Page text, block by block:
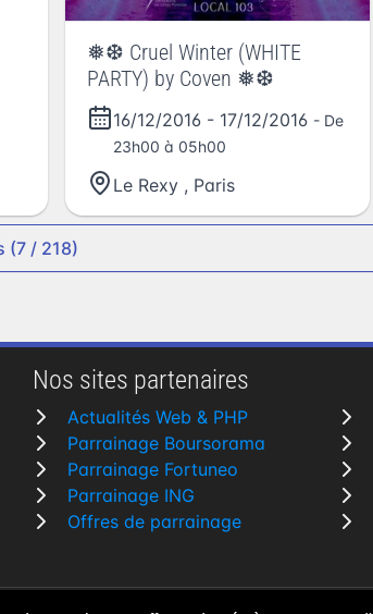
❅❆ Cruel Winter (WHITE
PARTY) by Coven ❅❆
16/12/2016 - 17/12/2016 - De
23h00 à 05h00
Le Rexy , Paris
(7 / 218)
Nos sites partenaires
Actualités Web & PHP
Parrainage Boursorama
Parrainage Fortuneo
Parrainage ING
Offres de parrainage